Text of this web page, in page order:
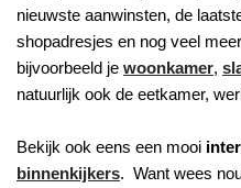
nieuwste aanwinsten, de
shopadresjes en nog veel
bijvoorbeeld je woonkamer,
natuurlijk ook de eetkamer,
Bekijk ook eens een mooi
binnenkijkers. Want wees